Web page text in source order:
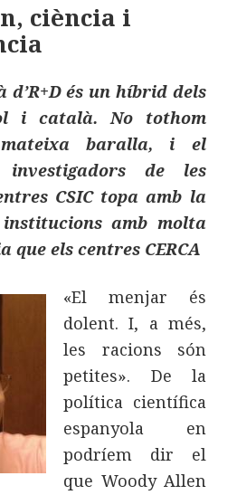
ciència i
d’R+D és un híbrid dels
i català. No tothom
baralla, i el
de les
CSIC topa amb la
institucions amb molta
que els centres CERCA
«El menjar és
dolent. I, a més,
les racions són
petites». De la
política científica
espanyola en
podríem dir el
que Woody Allen